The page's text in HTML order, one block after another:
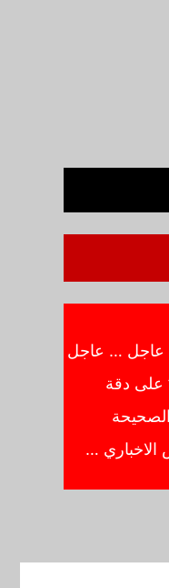
… عاجل … عاجل
على دقة
الاخباري …